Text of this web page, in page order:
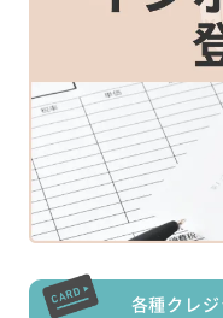
各種クレ